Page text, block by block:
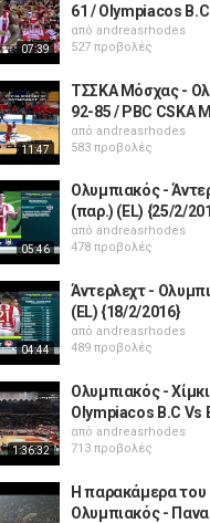
07:39
61 / Olympiacos B.C
από andreasrhodes
527 προβολές
11:47
ΤΣΣΚΑ Μόσχας -
92-85 / PBC CSKA
από andreasrhodes
583 προβολές
05:46
Ολυμπιακός -
(παρ.) (EL) {25/2/
από andreasrhodes
478 προβολές
04:44
Άντερλεχτ -
(EL) {18/2/2016}
από andreasrhodes
489 προβολές
1:36:32
Ολυμπιακός -
Olympiacos B.C Vs
από andreasrhodes
713 προβολές
Η παρακάμερα του
Ολυμπιακός -